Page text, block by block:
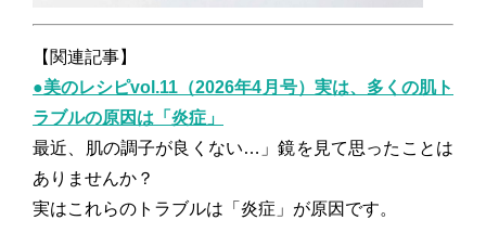
【関連記事】
●美のレシピvol.11（2026年4月号）実は、多くの肌ト
ラブルの原因は「炎症」
最近、肌の調子が良くない…」鏡を見て思ったことは
ありませんか？
実はこれらのトラブルは「炎症」が原因です。